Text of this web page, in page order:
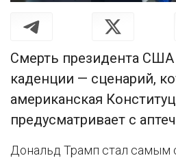
Смерть президента
каденции — сценарий,
американская
предусматривает с
Дональд Трамп стал самым